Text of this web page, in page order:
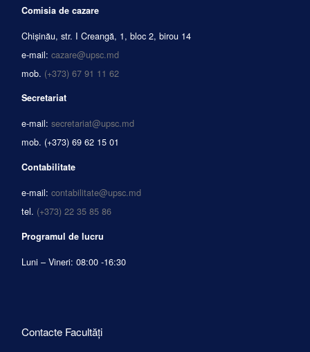
Comisia de cazare
Chișinău, str. I Creangă, 1, bloc 2, birou 14
e-mail: cazare@upsc.md
mob. (+373) 67 91 11 62
Secretariat
e-mail: secretariat@upsc.md
mob. (+373) 69 62 15 01
Contabilitate
e-mail: contabilitate@upsc.md
tel. (+373) 22 35 85 86
Programul de lucru
Luni – Vineri: 08:00 -16:30
Contacte Facultăți